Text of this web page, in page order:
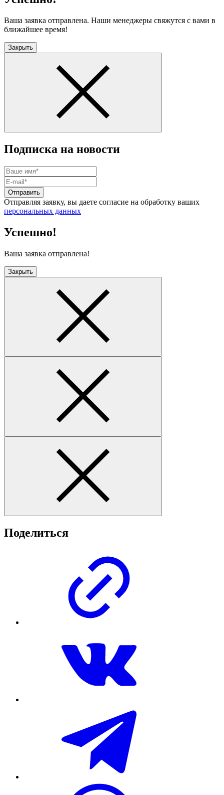
Ваша заявка отправлена. Наши менеджеры свяжутся с вами в
ближайшее время!
Закрыть
Подписка на новости
Отправить
Отправляя заявку, вы даете согласие на обработку ваших
персональных данных
Успешно!
Ваша заявка отправлена!
Закрыть
Поделиться